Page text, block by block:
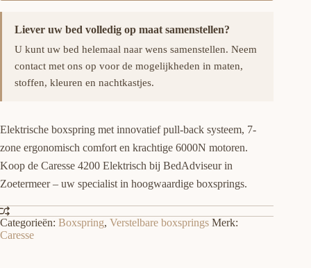
Liever uw bed volledig op maat samenstellen?
U kunt uw bed helemaal naar wens samenstellen. Neem
contact met ons op voor de mogelijkheden in maten,
stoffen, kleuren en nachtkastjes.
Elektrische boxspring met innovatief pull-back systeem, 7-
zone ergonomisch comfort en krachtige 6000N motoren.
Koop de Caresse 4200 Elektrisch bij BedAdviseur in
Zoetermeer – uw specialist in hoogwaardige boxsprings.
Categorieën: Boxspring, Verstelbare boxsprings Merk:
Caresse